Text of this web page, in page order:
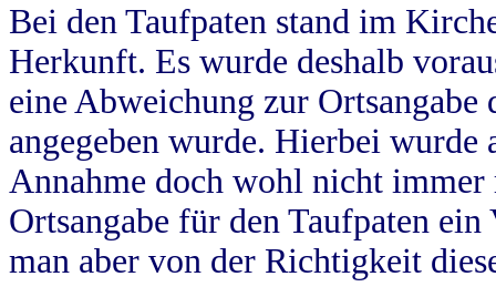
Bei den Taufpaten stand im
Herkunft. Es wurde deshalb
eine Abweichung zur
angegeben wurde. Hierbei wurde
Annahme doch wohl nicht
Ortsangabe für den Taufpaten
man aber von der Richtigkeit